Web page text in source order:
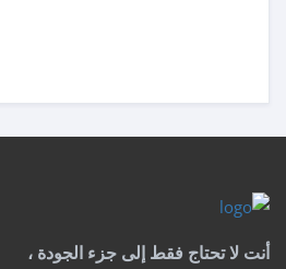
أنت لا تحتاج فقط إلى جزء الجودة ،